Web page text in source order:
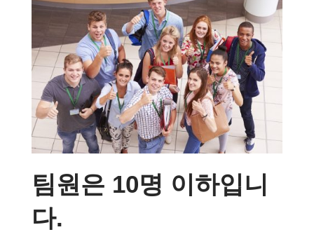
팀원은 10명 이하입니
다.